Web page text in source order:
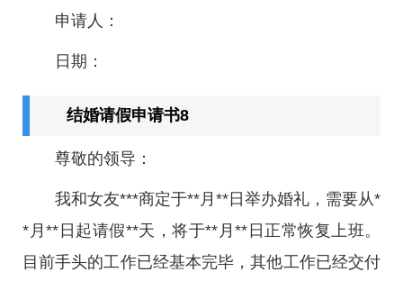
申请人：
日期：
结婚请假申请书8
尊敬的领导：
我和女友***商定于**月**日举办婚礼，需要从*
*月**日起请假**天，将于**月**日正常恢复上班。
目前手头的工作已经基本完毕，其他工作已经交付